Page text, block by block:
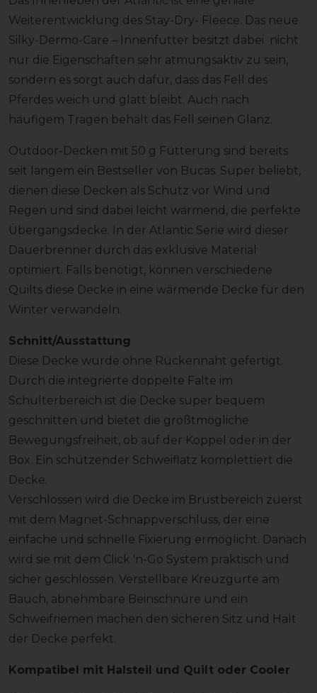
Weiterentwicklung des Stay-Dry- Fleece. Das neue
Silky-Dermo-Care – Innenfutter besitzt dabei nicht
nur die Eigenschaften sehr atmungsaktiv zu sein,
sondern es sorgt auch dafür, dass das Fell des
Pferdes weich und glatt bleibt. Auch nach
häufigem Tragen behält das Fell seinen Glanz.
Outdoor-Decken mit 50 g Fütterung sind bereits
seit langem ein Bestseller von Bucas. Super beliebt,
dienen diese Decken als Schutz vor Wind und
Regen und sind dabei leicht wärmend, die perfekte
Übergangsdecke. In der Atlantic Serie wird dieser
Dauerbrenner durch das exklusive Material
optimiert. Falls benötigt, können verschiedene
Quilts diese Decke in eine wärmende Decke für den
Winter verwandeln.
Schnitt/Ausstattung
Diese Decke wurde ohne Rückennaht gefertigt.
Durch die integrierte doppelte Falte im
Schulterbereich ist die Decke super bequem
geschnitten und bietet die größtmögliche
Bewegungsfreiheit, ob auf der Koppel oder in der
Box. Ein schützender Schweiflatz komplettiert die
Decke.
Verschlossen wird die Decke im Brustbereich zuerst
mit dem Magnet-Schnappverschluss, der eine
einfache und schnelle Fixierung ermöglicht. Danach
wird sie mit dem Click 'n-Go System praktisch und
sicher geschlossen. Verstellbare Kreuzgurte am
Bauch, abnehmbare Beinschnüre und ein
Schweifriemen machen den sicheren Sitz und Halt
der Decke perfekt.
Kompatibel mit Halsteil und Quilt oder Cooler